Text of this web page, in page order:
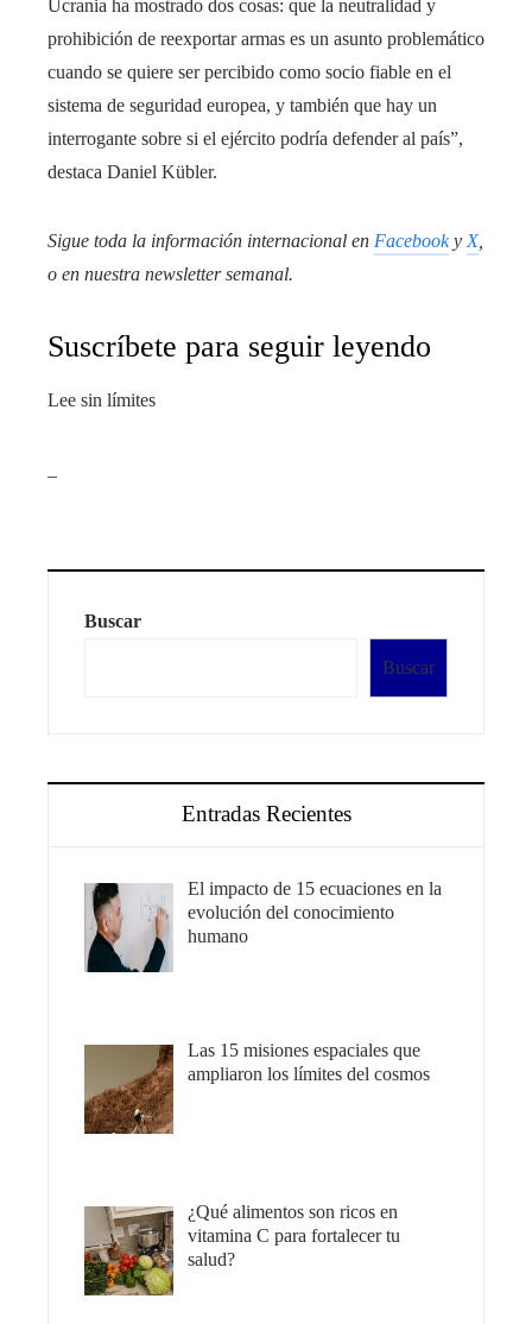
Ucrania ha mostrado dos cosas: que la neutralidad y
prohibición de reexportar armas es un asunto problemático
cuando se quiere ser percibido como socio fiable en el
sistema de seguridad europea, y también que hay un
interrogante sobre si el ejército podría defender al país”,
destaca Daniel Kübler.
Sigue toda la información internacional en Facebooky X,
o en nuestra newsletter semanal.
Suscríbete para seguir leyendo
Lee sin límites
Buscar
Buscar
Entradas Recientes
El impacto de 15 ecuaciones en la
evolución del conocimiento
humano
Las 15 misiones espaciales que
ampliaron los límites del cosmos
¿Qué alimentos son ricos en
vitamina C para fortalecer tu
salud?